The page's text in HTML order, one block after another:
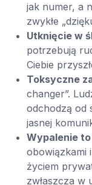
jak numer, a
zwykłe
Utknięcie w
potrzebują
Ciebie
Toksyczne
changer”.
odchodzą od
jasnej
Wypalenie
obowiązkami
życiem
zwłaszcza w